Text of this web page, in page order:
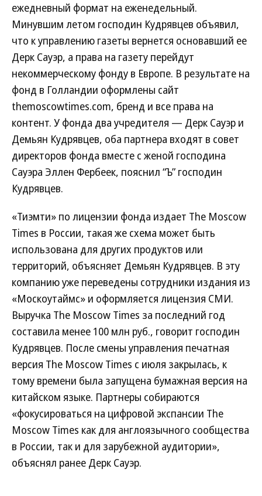
ежедневный формат на еженедельный.
Минувшим летом господин Кудрявцев объявил,
что к управлению газеты вернется основавший ее
Дерк Сауэр, а права на газету перейдут
некоммерческому фонду в Европе. В результате на
фонд в Голландии оформлены сайт
themoscowtimes.com, бренд и все права на
контент. У фонда два учредителя — Дерк Сауэр и
Демьян Кудрявцев, оба партнера входят в совет
директоров фонда вместе с женой господина
Сауэра Эллен Фербеек, пояснил “Ъ” господин
Кудрявцев.
«Тиэмти» по лицензии фонда издает The Moscow
Times в России, такая же схема может быть
использована для других продуктов или
территорий, объясняет Демьян Кудрявцев. В эту
компанию уже переведены сотрудники издания из
«Москоутаймс» и оформляется лицензия СМИ.
Выручка The Moscow Times за последний год
составила менее 100 млн руб., говорит господин
Кудрявцев. После смены управления печатная
версия The Moscow Times с июля закрылась, к
тому времени была запущена бумажная версия на
китайском языке. Партнеры собираются
«фокусироваться на цифровой экспансии The
Moscow Times как для англоязычного сообщества
в России, так и для зарубежной аудитории»,
объяснял ранее Дерк Сауэр.